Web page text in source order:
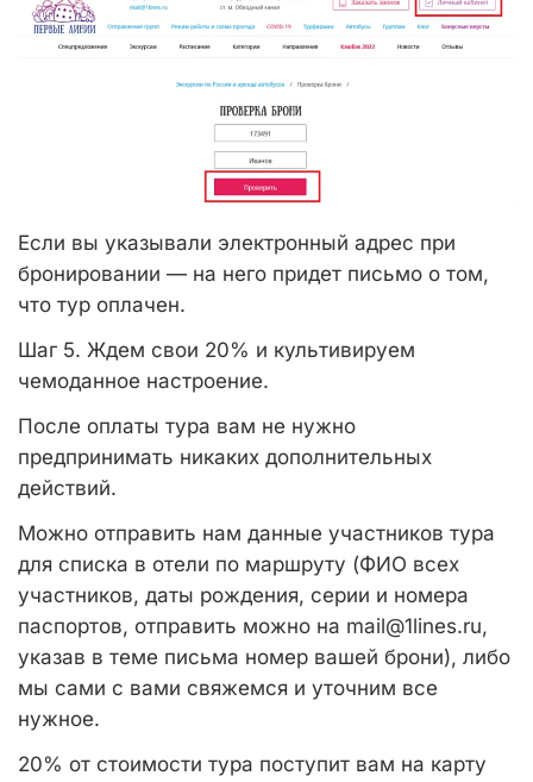
Если вы указывали электронный адрес при
бронировании — на него придет письмо о том,
что тур оплачен.
Шаг 5. Ждем свои 20% и культивируем
чемоданное настроение.
После оплаты тура вам не нужно
предпринимать никаких дополнительных
действий.
Можно отправить нам данные участников тура
для списка в отели по маршруту (ФИО всех
участников, даты рождения, серии и номера
паспортов, отправить можно на mail@1lines.ru,
указав в теме письма номер вашей брони), либо
мы сами с вами свяжемся и уточним все
нужное.
20% от стоимости тура поступит вам на карту